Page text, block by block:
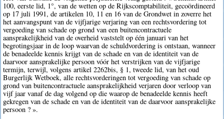
100, eerste lid, 1°, van de wetten op de Rijkscomptabiliteit, gecoördineerd
op 17 juli 1991, de artikelen 10, 11 en 16 van de Grondwet in zoverre het
het aanvangspunt van de vijfjarige verjaring van een rechtsvordering tot
vergoeding van schade op grond van een buitencontractuele
aansprakelijkheid van de overheid vaststelt op één januari van het
begrotingsjaar in de loop waarvan de schuldvordering is ontstaan, wanneer
de benadeelde kennis krijgt van de schade en van de identiteit van de
daarvoor aansprakelijke persoon vóór het verstrijken van de vijfjarige
termijn, terwijl, volgens artikel 2262bis, § 1, tweede lid, van het oud
Burgerlijk Wetboek, alle rechtsvorderingen tot vergoeding van schade op
grond van buitencontractuele aansprakelijkheid verjaren door verloop van
vijf jaar vanaf de dag volgend op die waarop de benadeelde kennis heeft
gekregen van de schade en van de identiteit van de daarvoor aansprakelijke
persoon ? ».